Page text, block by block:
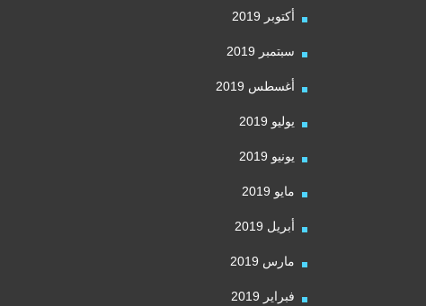
أكتوبر 2019
سبتمبر 2019
أغسطس 2019
يوليو 2019
يونيو 2019
مايو 2019
أبريل 2019
مارس 2019
فبراير 2019